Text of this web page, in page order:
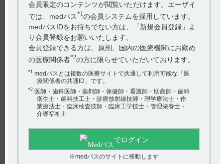
び用量の解説
2）エラスチーム錠1800電子添文 2022年12月改訂（第1版） 6．
用法及び用量
【更新年月】
2024年2月
関連するQ&A
【タンボコール・錠・細粒】 効能又は効果について教え
会員限定のコンテンツが閲覧いただけます。エーザイ
では、medパス*1の会員システムを採用しています。
medパスIDをお持ちでない方は、「新規会員登録」よ
り会員登録をお願いいたします。
会員登録できる方は、原則、国内の医療機関にお勤め
の医療関係者*2の方に限らせていただいております。
*1 medパスとは複数の医療サイトで共通して利用可能な「医
療関係者の共通ID」です。
*2 医師・歯科医師・薬剤師・保健師・看護師・助産師・歯科
衛生士・歯科技工士・診療放射線技師・理学療法士・作
業療法士・臨床検査技師・臨床工学技士・管理栄養士・
介護福祉士
でログイン
※medパスのサイトに移動します